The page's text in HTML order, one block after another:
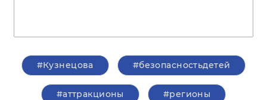
#Кузнецова #безопасностьдетей
#аттракционы #регионы